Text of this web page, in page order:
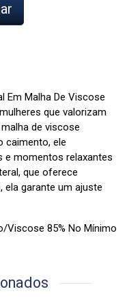
Em Malha De Viscose
que valorizam
de viscose
caimento, ele
e momentos relaxantes
que oferece
ela garante um ajuste
Viscose 85% No Mínimo